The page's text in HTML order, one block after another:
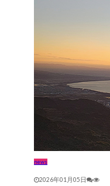
news
2026年01月05日